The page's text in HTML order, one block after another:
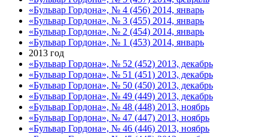
«Бульвар Гордона», № 4 (456) 2014, январь
«Бульвар Гордона», № 3 (455) 2014, январь
«Бульвар Гордона», № 2 (454) 2014, январь
«Бульвар Гордона», № 1 (453) 2014, январь
2013 год
«Бульвар Гордона», № 52 (452) 2013, декабрь
«Бульвар Гордона», № 51 (451) 2013, декабрь
«Бульвар Гордона», № 50 (450) 2013, декабрь
«Бульвар Гордона», № 49 (449) 2013, декабрь
«Бульвар Гордона», № 48 (448) 2013, ноябрь
«Бульвар Гордона», № 47 (447) 2013, ноябрь
«Бульвар Гордона», № 46 (446) 2013, ноябрь